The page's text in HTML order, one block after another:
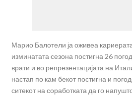
Марио Балотели ја оживеа
изминатата сезона постигна 26
врати и во репрезентацијата на
настап по кам бекот постигна и
ситекот на соработката да го